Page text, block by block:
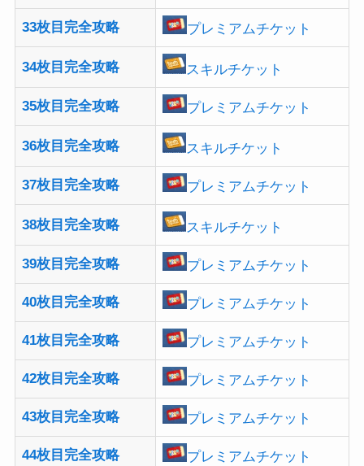
33枚目完全攻略 プレミアムチケット
34枚目完全攻略 スキルチケット
35枚目完全攻略 プレミアムチケット
36枚目完全攻略 スキルチケット
37枚目完全攻略 プレミアムチケット
38枚目完全攻略 スキルチケット
39枚目完全攻略 プレミアムチケット
40枚目完全攻略 プレミアムチケット
41枚目完全攻略 プレミアムチケット
42枚目完全攻略 プレミアムチケット
43枚目完全攻略 プレミアムチケット
44枚目完全攻略 プレミアムチケット